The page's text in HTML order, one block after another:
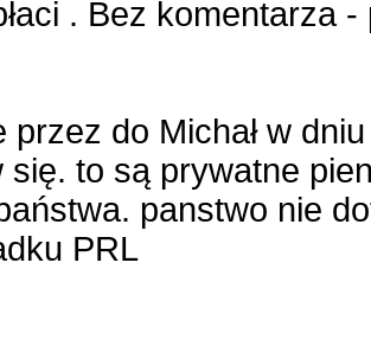
. Bez komentarza
przez do Michałw
się. to są prywatne
panstwo nie
PRL